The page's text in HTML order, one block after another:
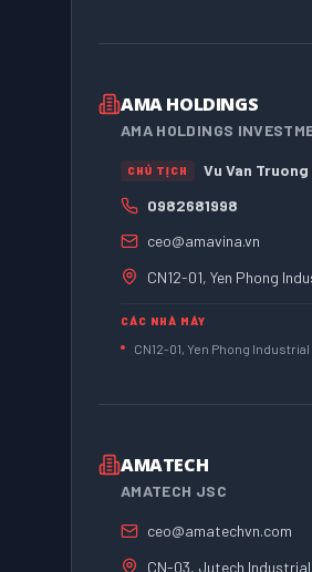
AMA HOLDINGS
AMA HOLDINGS
CHỦ TỊCH
Vu Van Truong
0982681998
ceo@amavina.vn
CN12-01, Yen Phong
CÁC NHÀ MÁY
CN12-01, Yen Phong
AMATECH
AMATECH JSC
ceo@amatechvn.com
CN-03, Jutech